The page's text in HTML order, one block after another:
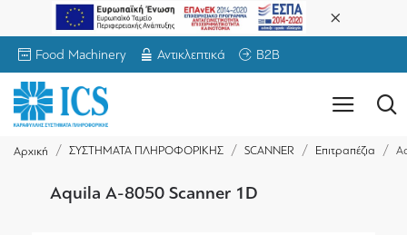
Food Machinery Αντικλεπτικά B2B
Αρχική ΣΥΣΤΗΜΑΤΑ ΠΛΗΡΟΦΟΡΙΚΗΣ SCANNER Επιτραπέζια
Aquila A-8050 Scanner 1D